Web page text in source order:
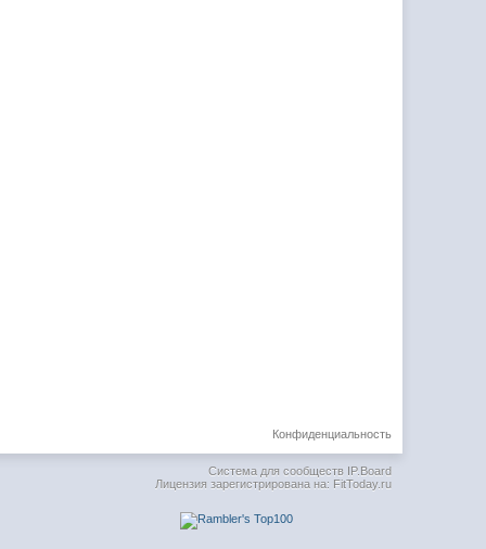
Конфиденциальность
Система для сообществ IP.Board
Лицензия зарегистрирована на: FitToday.ru